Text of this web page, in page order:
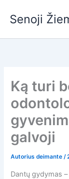
prieSenoji
Ką turi
galvoji
Autorius deimante/
Dantų gydymas